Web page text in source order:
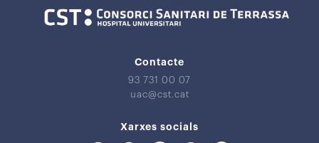
Contacte
93 731 00 07
uac@cst.cat
Xarxes socials